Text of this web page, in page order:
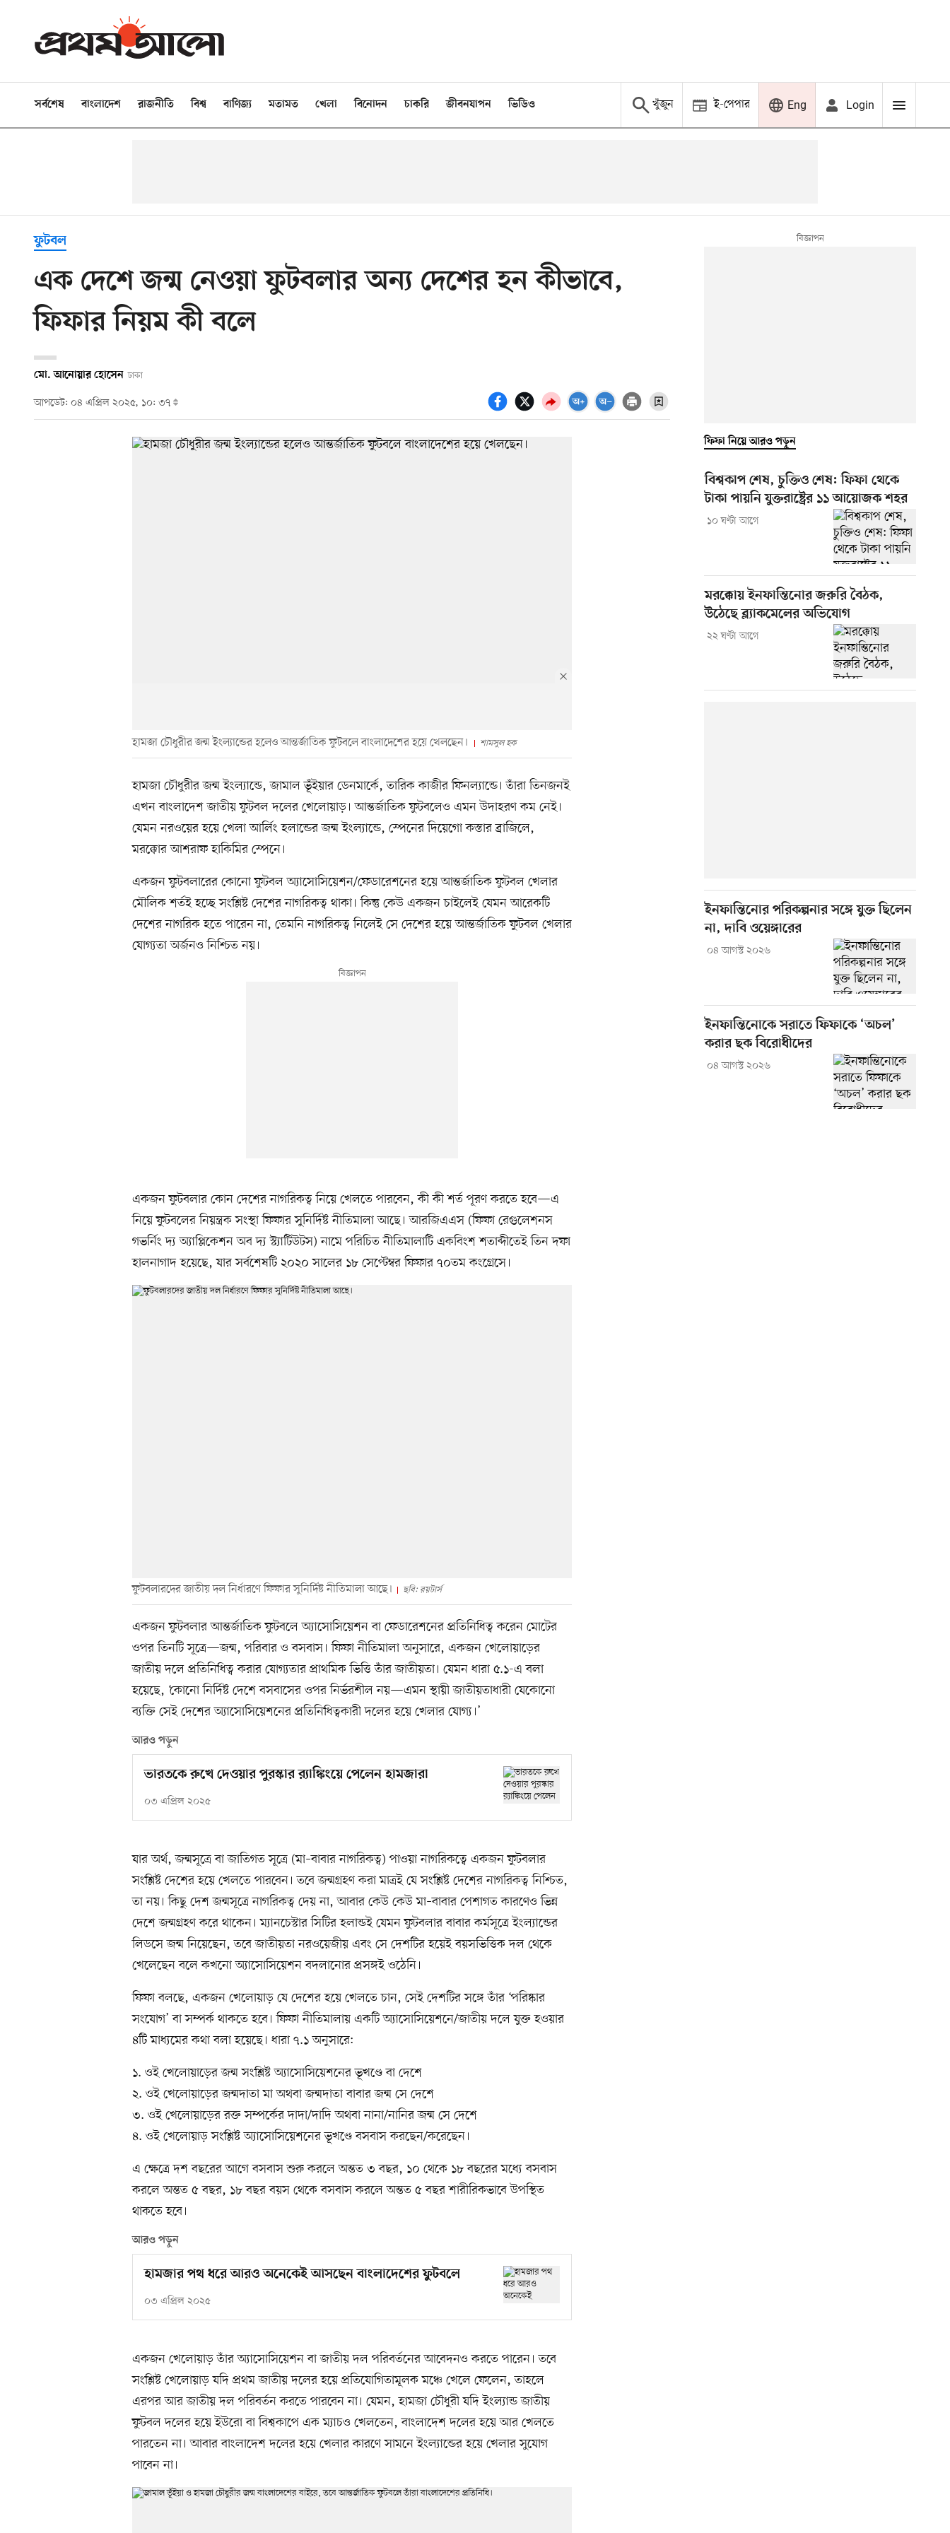
সর্বশেষ বাংলাদেশ রাজনীতি বিশ্ব বাণিজ্য মতামত খেলা বিনোদন চাকরি জীবনযাপন ভিডিও খুঁজুন ই-পেপার Eng Login
ফুটবল
এক দেশে জন্ম নেওয়া ফুটবলার অন্য দেশের হন কীভাবে,
ফিফার নিয়ম কী বলে
মো. আনোয়ার হোসেন ঢাকা
আপডেট: ০৪ এপ্রিল ২০২৫, ১০: ৩৭
হামজা চৌধুরীর জন্ম ইংল্যান্ডের হলেও আন্তর্জাতিক ফুটবলে বাংলাদেশের হয়ে খেলছেন। শামসুল হক
হামজা চৌধুরীর জন্ম ইংল্যান্ডে, জামাল ভূঁইয়ার ডেনমার্কে, তারিক কাজীর ফিনল্যান্ডে। তাঁরা তিনজনই
এখন বাংলাদেশ জাতীয় ফুটবল দলের খেলোয়াড়। আন্তর্জাতিক ফুটবলেও এমন উদাহরণ কম নেই।
যেমন নরওয়ের হয়ে খেলা আর্লিং হলান্ডের জন্ম ইংল্যান্ডে, স্পেনের দিয়েগো কস্তার ব্রাজিলে,
মরক্কোর আশরাফ হাকিমির স্পেনে।
একজন ফুটবলারের কোনো ফুটবল অ্যাসোসিয়েশন/ফেডারেশনের হয়ে আন্তর্জাতিক ফুটবল খেলার
মৌলিক শর্তই হচ্ছে সংশ্লিষ্ট দেশের নাগরিকত্ব থাকা। কিন্তু কেউ একজন চাইলেই যেমন আরেকটি
দেশের নাগরিক হতে পারেন না, তেমনি নাগরিকত্ব নিলেই সে দেশের হয়ে আন্তর্জাতিক ফুটবল খেলার
যোগ্যতা অর্জনও নিশ্চিত নয়।
একজন ফুটবলার কোন দেশের নাগরিকত্ব নিয়ে খেলতে পারবেন, কী কী শর্ত পূরণ করতে হবে—এ
নিয়ে ফুটবলের নিয়ন্ত্রক সংস্থা ফিফার সুনির্দিষ্ট নীতিমালা আছে। আরজিএএস (ফিফা রেগুলেশনস
গভর্নিং দ্য অ্যাপ্লিকেশন অব দ্য স্ট্যাটিউটস) নামে পরিচিত নীতিমালাটি একবিংশ শতাব্দীতেই তিন দফা
হালনাগাদ হয়েছে, যার সর্বশেষটি ২০২০ সালের ১৮ সেপ্টেম্বর ফিফার ৭০তম কংগ্রেসে।
ফুটবলারদের জাতীয় দল নির্ধারণে ফিফার সুনির্দিষ্ট নীতিমালা আছে। ছবি: রয়টার্স
একজন ফুটবলার আন্তর্জাতিক ফুটবলে অ্যাসোসিয়েশন বা ফেডারেশনের প্রতিনিধিত্ব করেন মোটের
ওপর তিনটি সূত্রে—জন্ম, পরিবার ও বসবাস। ফিফা নীতিমালা অনুসারে, একজন খেলোয়াড়ের
জাতীয় দলে প্রতিনিধিত্ব করার যোগ্যতার প্রাথমিক ভিত্তি তাঁর জাতীয়তা। যেমন ধারা ৫.১-এ বলা
হয়েছে, ‘কোনো নির্দিষ্ট দেশে বসবাসের ওপর নির্ভরশীল নয়—এমন স্থায়ী জাতীয়তাধারী যেকোনো
ব্যক্তি সেই দেশের অ্যাসোসিয়েশনের প্রতিনিধিত্বকারী দলের হয়ে খেলার যোগ্য।’
আরও পড়ুন
ভারতকে রুখে দেওয়ার পুরস্কার র‍্যাঙ্কিংয়ে পেলেন হামজারা
০৩ এপ্রিল ২০২৫
যার অর্থ, জন্মসূত্রে বা জাতিগত সূত্রে (মা–বাবার নাগরিকত্ব) পাওয়া নাগরিকত্বে একজন ফুটবলার
সংশ্লিষ্ট দেশের হয়ে খেলতে পারবেন। তবে জন্মগ্রহণ করা মাত্রই যে সংশ্লিষ্ট দেশের নাগরিকত্ব নিশ্চিত,
তা নয়। কিছু দেশ জন্মসূত্রে নাগরিকত্ব দেয় না, আবার কেউ কেউ মা–বাবার পেশাগত কারণেও ভিন্ন
দেশে জন্মগ্রহণ করে থাকেন। ম্যানচেস্টার সিটির হলান্ডই যেমন ফুটবলার বাবার কর্মসূত্রে ইংল্যান্ডের
লিডসে জন্ম নিয়েছেন, তবে জাতীয়তা নরওয়েজীয় এবং সে দেশটির হয়েই বয়সভিত্তিক দল থেকে
খেলেছেন বলে কখনো অ্যাসোসিয়েশন বদলানোর প্রসঙ্গই ওঠেনি।
ফিফা বলছে, একজন খেলোয়াড় যে দেশের হয়ে খেলতে চান, সেই দেশটির সঙ্গে তাঁর ‘পরিষ্কার
সংযোগ’ বা সম্পর্ক থাকতে হবে। ফিফা নীতিমালায় একটি অ্যাসোসিয়েশনে/জাতীয় দলে যুক্ত হওয়ার
৪টি মাধ্যমের কথা বলা হয়েছে। ধারা ৭.১ অনুসারে:
১. ওই খেলোয়াড়ের জন্ম সংশ্লিষ্ট অ্যাসোসিয়েশনের ভূখণ্ডে বা দেশে
২. ওই খেলোয়াড়ের জন্মদাতা মা অথবা জন্মদাতা বাবার জন্ম সে দেশে
৩. ওই খেলোয়াড়ের রক্ত সম্পর্কের দাদা/দাদি অথবা নানা/নানির জন্ম সে দেশে
৪. ওই খেলোয়াড় সংশ্লিষ্ট অ্যাসোসিয়েশনের ভূখণ্ডে বসবাস করছেন/করেছেন।
এ ক্ষেত্রে দশ বছরের আগে বসবাস শুরু করলে অন্তত ৩ বছর, ১০ থেকে ১৮ বছরের মধ্যে বসবাস
করলে অন্তত ৫ বছর, ১৮ বছর বয়স থেকে বসবাস করলে অন্তত ৫ বছর শারীরিকভাবে উপস্থিত
থাকতে হবে।
আরও পড়ুন
হামজার পথ ধরে আরও অনেকেই আসছেন বাংলাদেশের ফুটবলে
০৩ এপ্রিল ২০২৫
একজন খেলোয়াড় তাঁর অ্যাসোসিয়েশন বা জাতীয় দল পরিবর্তনের আবেদনও করতে পারেন। তবে
সংশ্লিষ্ট খেলোয়াড় যদি প্রথম জাতীয় দলের হয়ে প্রতিযোগিতামূলক মঞ্চে খেলে ফেলেন, তাহলে
এরপর আর জাতীয় দল পরিবর্তন করতে পারবেন না। যেমন, হামজা চৌধুরী যদি ইংল্যান্ড জাতীয়
ফুটবল দলের হয়ে ইউরো বা বিশ্বকাপে এক ম্যাচও খেলতেন, বাংলাদেশ দলের হয়ে আর খেলতে
পারতেন না। আবার বাংলাদেশ দলের হয়ে খেলার কারণে সামনে ইংল্যান্ডের হয়ে খেলার সুযোগ
পাবেন না।
ফিফা নিয়ে আরও পড়ুন
বিশ্বকাপ শেষ, চুক্তিও শেষ: ফিফা থেকে
টাকা পায়নি যুক্তরাষ্ট্রের ১১ আয়োজক শহর
১০ ঘণ্টা আগে
মরক্কোয় ইনফান্তিনোর জরুরি বৈঠক,
উঠেছে ব্ল্যাকমেলের অভিযোগ
২২ ঘণ্টা আগে
ইনফান্তিনোর পরিকল্পনার সঙ্গে যুক্ত ছিলেন
না, দাবি ওয়েঙ্গারের
০৪ আগস্ট ২০২৬
ইনফান্তিনোকে সরাতে ফিফাকে ‘অচল’
করার ছক বিরোধীদের
০৪ আগস্ট ২০২৬